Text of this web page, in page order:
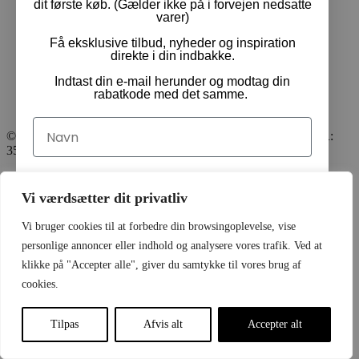
Vi værdsætter dit privatliv
Vi bruger cookies til at forbedre din browsingoplevelse, vise
personlige annoncer eller indhold og analysere vores trafik. Ved at
klikke på "Accepter alle", giver du samtykke til vores brug af
cookies.
Tilpas Afvis alt Accepter alt
Returnering & ombytning
Cookie- og privatpolitik
Handelsbetingelser
Cookie- og privatpolitik
© Pam Rideudstyr ApS 2024 | Alle rettigheder forbeholdt. CVR:
35413499
INDKØBSKURV
SET FORNYLIGT 10
Du er måske interesseret i
dit første køb. (Gælder ikke på i forvejen nedsatte
varer)
Få eksklusive tilbud, nyheder og inspiration
direkte i din indbakke.
Indtast din e-mail herunder og modtag din
rabatkode med det samme.
Navn
Ja tak, tilmeld mig!
Ved tilmelding acceptere du at modtage emails med